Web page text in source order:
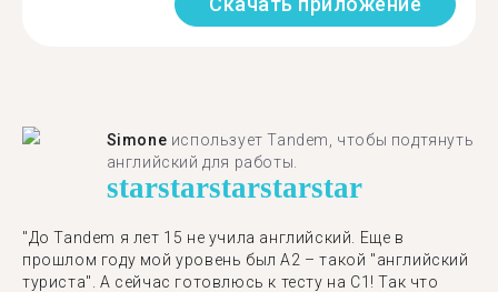
Simone использует Tandem, чтобы подтянуть
английский для работы.
starstarstarstarstar
"До Tandem я лет 15 не учила английский. Еще в
прошлом году мой уровень был A2 – такой "английский
туриста". А сейчас готовлюсь к тесту на C1! Так что